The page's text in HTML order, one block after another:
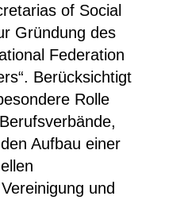
of Social
Gründung des
Federation
Berücksichtigt
Rolle
Aufbau einer
und